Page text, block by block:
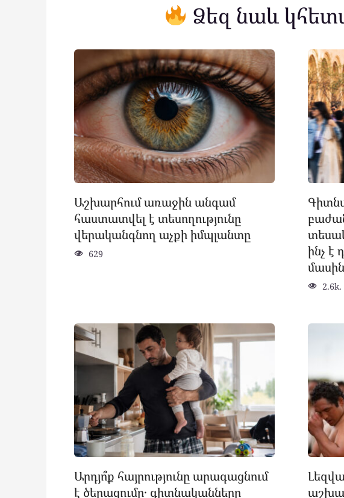
Ձեզ նաև
Աշխարհում առաջին անգամ
հաստատվել է տեսողությունը
վերականգնող աչքի իմպլանտը
629
ինչ է
մասին
2.6k.
Արդյո՞ք հայրությունը արագացնում
է ծերացումը․ գիտնականները